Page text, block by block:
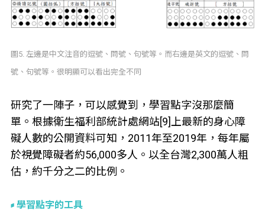
圖5. 左邊是中文注音的逗號、問號、句號等。而右邊是英文的逗號、問
號、句號等。很明顯可以看出完全不同
研究了一陣子，可以感覺到，學習點字沒那麼簡
單。根據衛生福利部統計處網站[9]上最新的身心障
礙人數的公開資料可知，2011年至2019年，每年屬
於視覺障礙者約56,000多人。以全台灣2,300萬人粗
估，約千分之二的比例。
學習點字的工具